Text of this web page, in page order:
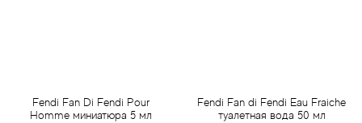
Fendi Fan Di Fendi Pour
Homme миниатюра 5 мл
Fendi Fan di Fendi Eau Fraiche
туалетная вода 50 мл
Baviphat